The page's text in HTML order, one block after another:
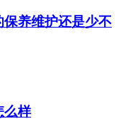
养维护还是少不
么样